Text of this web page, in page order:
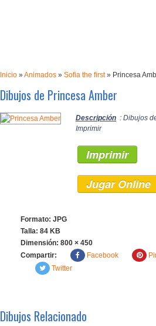
Inicio »Animados » Sofia the first» Princesa
Dibujos de Princesa Amber
Descripción : Dibujos
Imprimir
Imprimir
Jugar Online
Formato: JPG
Talla: 84 KB
Dimensión: 800 × 450
Compartir:
Facebook
Twitter
Dibujos Relacionado